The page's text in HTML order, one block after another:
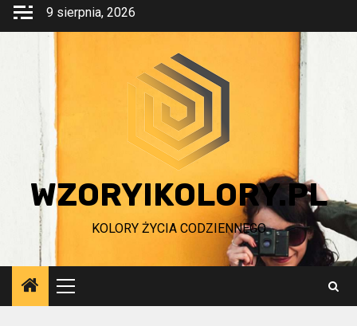
Przejdź
9 sierpnia, 2026
WZORYIKOLORY.PL
KOLORY ŻYCIA CODZIENNEGO
Menu
główne